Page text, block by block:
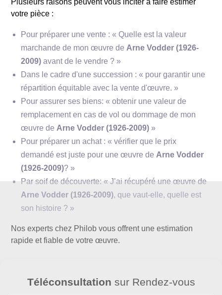
Plusieurs raisons peuvent vous inciter à faire estimer
votre pièce :
Pour préparer une vente : « Quelle est la valeur
marchande de mon œuvre de Arne Vodder (1926-
2009) avant de le vendre ? »
Dans le cadre d'une succession : « pour garantir une
répartition équitable avec la vente d'œuvre. »
Pour assurer ses biens: « obtenir une valeur de
remplacement en cas de vol ou dommage de mon
œuvre de Arne Vodder (1926-2009) »
Pour préparer un achat : « vérifier que le prix
demandé est juste pour une œuvre de Arne Vodder
(1926-2009)? »
Par soif de découverte: « J’ai récupéré une œuvre de
Arne Vodder (1926-2009), que vaut-elle, quelle est
son histoire ? »
Nos experts chez Philob vous offrent une estimation
rapide et fiable de votre œuvre.
Téléconsultation sur Rendez-vous